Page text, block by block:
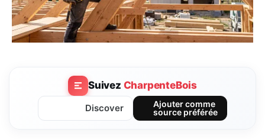
Suivez CharpenteBois
Discover
Ajouter comme
source préférée